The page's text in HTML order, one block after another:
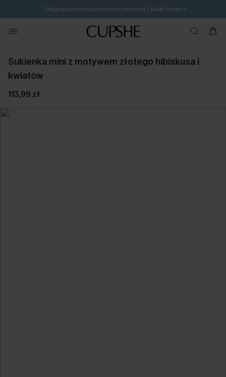
🩱Najpopularniejsza kontrola brzucha | Must have>>
🔥OSTATNIA SZANSA | Do 50% rabatu>>
💌Zapisz się i zyskaj do 20% rabatu>>
Sukienka mini z motywem złotego hibiskusa i
kwiatów
113,99 zł